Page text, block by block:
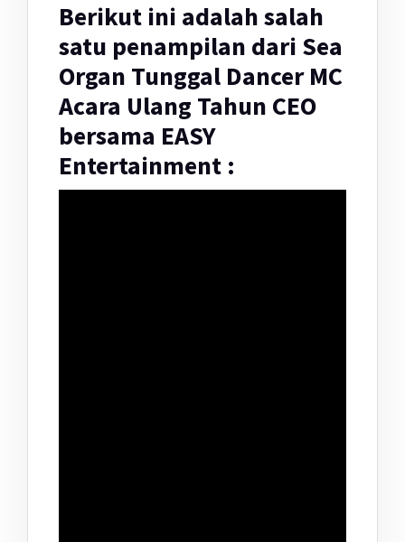
Berikut ini adalah salah
satu penampilan dari Sea
Organ Tunggal Dancer MC
Acara Ulang Tahun CEO
bersama EASY
Entertainment :